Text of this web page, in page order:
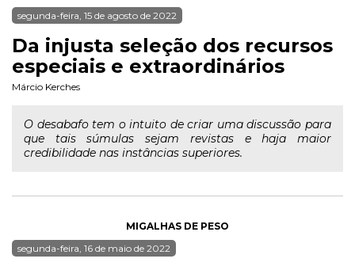
segunda-feira, 15 de agosto de 2022
Da injusta seleção dos recursos
especiais e extraordinários
Márcio Kerches
O desabafo tem o intuito de criar uma discussão para
que tais súmulas sejam revistas e haja maior
credibilidade nas instâncias superiores.
MIGALHAS DE PESO
segunda-feira, 16 de maio de 2022